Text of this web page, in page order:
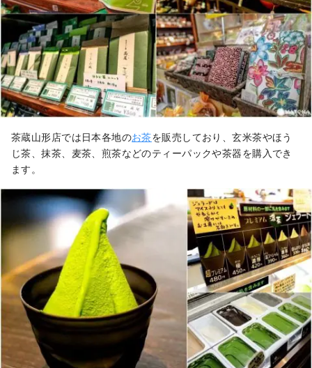
茶蔵山形店では日本各地のお茶を販売しており、玄米茶やほう
じ茶、抹茶、麦茶、煎茶などのティーパックや茶器を購入でき
ます。